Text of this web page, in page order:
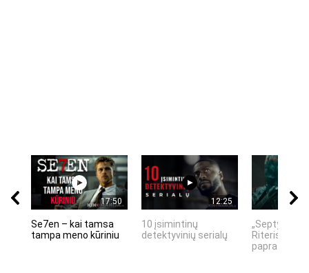
17:50
Se7en – kai tamsa
tampa meno kūriniu
12:25
10 įsimintinų
detektyvinių serialų
„Septynių
Riteris" – kai